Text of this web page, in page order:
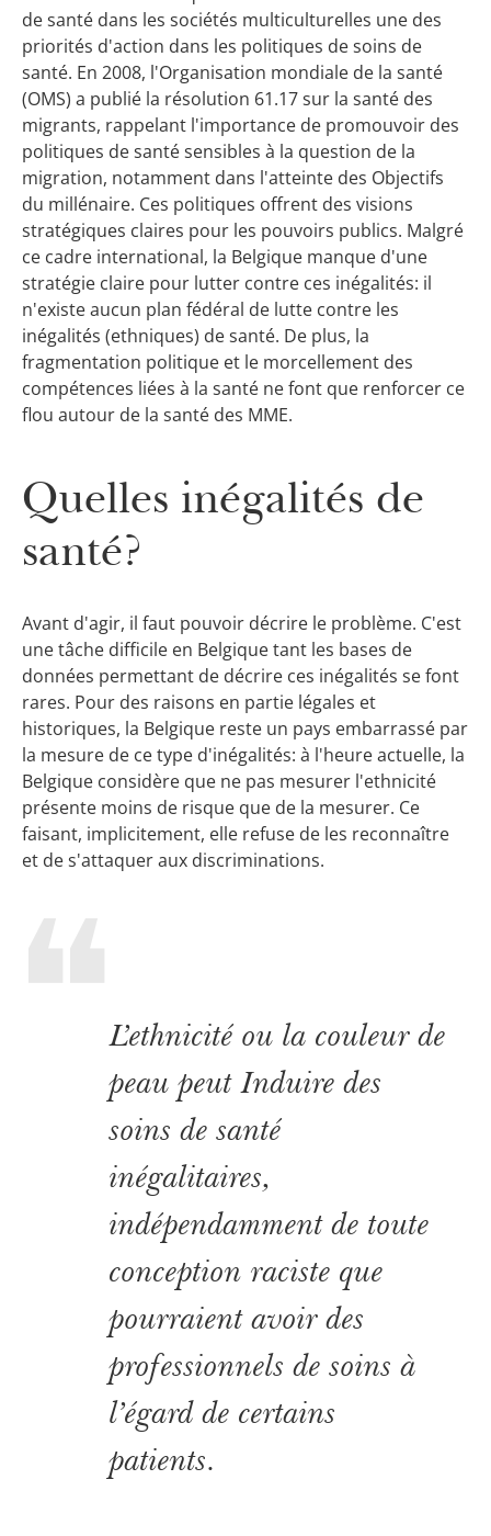
de santé dans les sociétés multiculturelles une des
priorités d'action dans les politiques de soins de
santé. En 2008, l'Organisation mondiale de la santé
(OMS) a publié la résolution 61.17 sur la santé des
migrants, rappelant l'importance de promouvoir des
politiques de santé sensibles à la question de la
migration, notamment dans l'atteinte des Objectifs
du millénaire. Ces politiques offrent des visions
stratégiques claires pour les pouvoirs publics. Malgré
ce cadre international, la Belgique manque d'une
stratégie claire pour lutter contre ces inégalités: il
n'existe aucun plan fédéral de lutte contre les
inégalités (ethniques) de santé. De plus, la
fragmentation politique et le morcellement des
compétences liées à la santé ne font que renforcer ce
flou autour de la santé des MME.
Quelles inégalités de
santé?
Avant d'agir, il faut pouvoir décrire le problème. C'est
une tâche difficile en Belgique tant les bases de
données permettant de décrire ces inégalités se font
rares. Pour des raisons en partie légales et
historiques, la Belgique reste un pays embarrassé par
la mesure de ce type d'inégalités: à l'heure actuelle, la
Belgique considère que ne pas mesurer l'ethnicité
présente moins de risque que de la mesurer. Ce
faisant, implicitement, elle refuse de les reconnaître
et de s'attaquer aux discriminations.
L’ethnicité ou la couleur de
peau peut Induire des
soins de santé
inégalitaires,
indépendamment de toute
conception ra­ciste que
pourraient avoir des
professionnels de soins à
l’égard de certains
patients.